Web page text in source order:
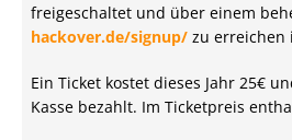
freigeschaltet und über einem
hackover.de/signup/ zu erreichen
Ein Ticket kostet dieses Jahr 25€
Kasse bezahlt. Im Ticketpreis